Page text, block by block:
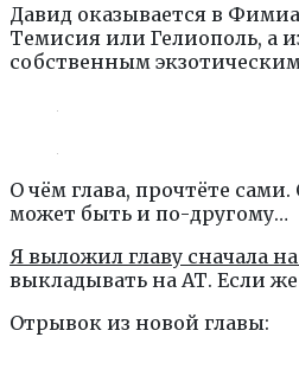
Давид оказывается в
Темисия или Гелиополь, а
собственным
О чём глава, прочтёте
может быть и по-другому…
Я выложил главу сначала
выкладывать на АТ. Если же
Отрывок из новой главы: